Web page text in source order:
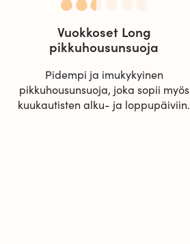
Vuokkoset Long
pikkuhousunsuoja
Pidempi ja imukykyinen
pikkuhousunsuoja, joka sopii myös
kuukautisten alku- ja loppupäiviin.